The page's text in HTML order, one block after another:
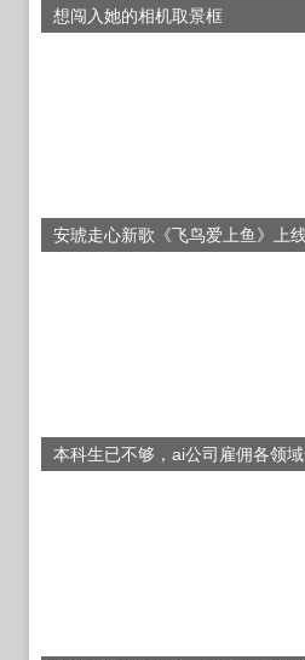
想闯入她的相机取景框
安琥走心新歌《飞鸟爱上鱼》上
本科生已不够，ai公司雇佣各领